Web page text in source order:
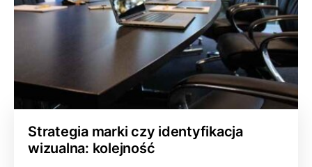
Strategia marki czy identyfikacja
wizualna: kolejność